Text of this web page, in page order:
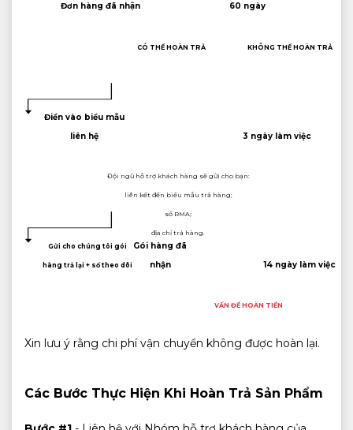
Đơn hàng đã nhận 60 ngày
CÓ THỂ HOÀN TRẢ KHÔNG THỂ HOÀN TRẢ
Điền vào biểu mẫu
liên hệ
3 ngày làm việc
Đội ngũ hỗ trợ khách hàng sẽ gửi cho bạn:
liên kết đến biểu mẫu trả hàng;
số RMA;
địa chỉ trả hàng.
Gửi cho chúng tôi gói
hàng trả lại + số theo dõi
Gói hàng đã
nhận
14 ngày làm việc
VẤN ĐỀ HOÀN TIỀN
Xin lưu ý rằng chi phí vận chuyển không được hoàn lại.
Các Bước Thực Hiện Khi Hoàn Trả Sản Phẩm